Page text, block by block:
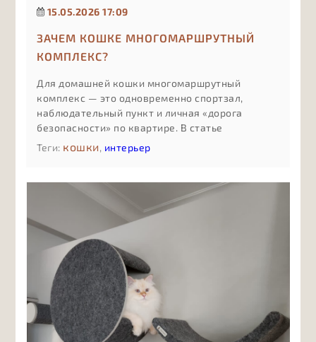
15.05.2026 17:09
ЗАЧЕМ КОШКЕ МНОГОМАРШРУТНЫЙ
КОМПЛЕКС?
Для домашней кошки многомаршрутный
комплекс — это одновременно спортзал,
наблюдательный пункт и личная «дорога
безопасности» по квартире. В статье
разбираем, чем такой комплекс отличается от
обычной когтеточки или одной полки, как
конфликты между питомцами, почему
вертикальное освоение пространства спасает
мебель и нервы, и в каких случаях имеет смысл
инвестировать именно в сложный,
продуманный комплекс, а не в минимальный
вариант «для галочки».
Теги: кошки, интерьер